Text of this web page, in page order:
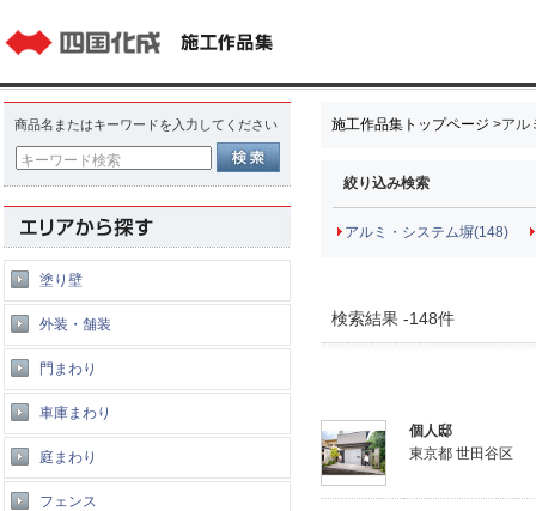
商品名またはキーワードを入力してください
キーワード検索
塗り壁
外装・舗装
門まわり
車庫まわり
庭まわり
フェンス
施工作品集トップページ >アル
絞り込み検索
アルミ・システム塀(148)
検索結果 -148件
個人邸
東京都 世田谷区